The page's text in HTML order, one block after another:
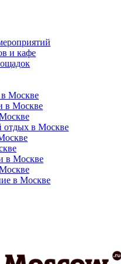
и кафе
в Москве
в Москве
отдых в Москве
в Москве
в Москве